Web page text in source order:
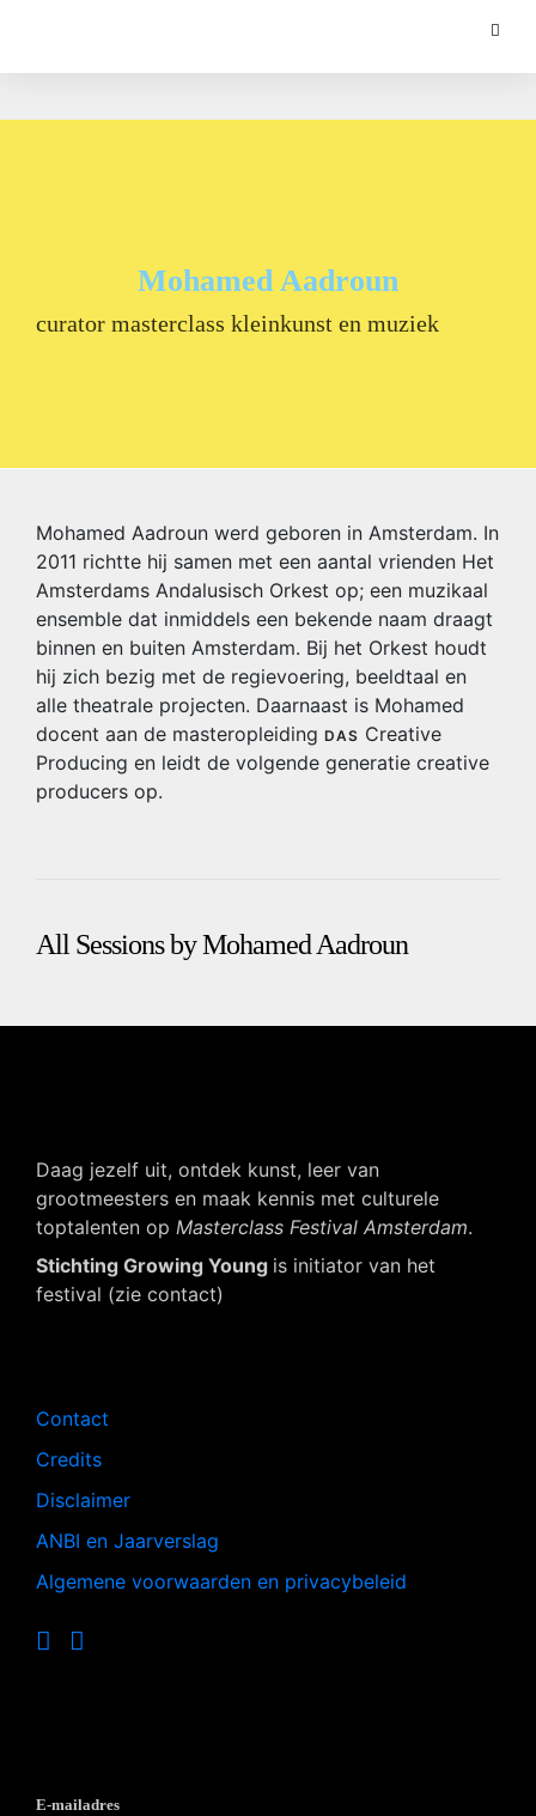
Mohamed Aadroun
curator masterclass kleinkunst en muziek
Mohamed Aadroun werd geboren in Amsterdam. In
2011 richtte hij samen met een aantal vrienden Het
Amsterdams Andalusisch Orkest op; een muzikaal
ensemble dat inmiddels een bekende naam draagt
binnen en buiten Amsterdam. Bij het Orkest houdt
hij zich bezig met de regievoering, beeldtaal en
alle theatrale projecten. Daarnaast is Mohamed
docent aan de masteropleiding DAS Creative
Producing en leidt de volgende generatie creative
producers op.
All Sessions by Mohamed Aadroun
Daag jezelf uit, ontdek kunst, leer van
grootmeesters en maak kennis met culturele
toptalenten op Masterclass Festival Amsterdam.
Stichting Growing Young is initiator van het
festival (zie contact)
Contact
Credits
Disclaimer
ANBI en Jaarverslag
Algemene voorwaarden en privacybeleid
E-mailadres